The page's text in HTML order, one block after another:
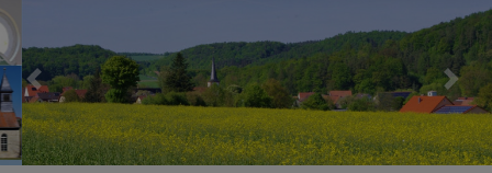
Previous Next